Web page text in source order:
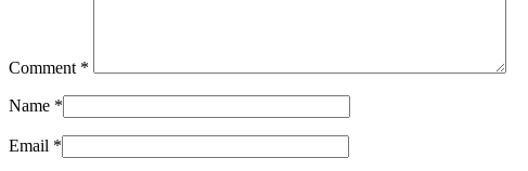
Comment *
Name *
Email *